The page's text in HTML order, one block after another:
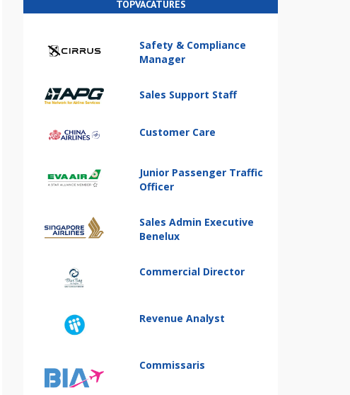
TOPVACATURES
Safety & Compliance
Manager
Sales Support Staff
Customer Care
Junior Passenger Traffic
Officer
Sales Admin Executive
Benelux
Commercial Director
Revenue Analyst
Commissaris